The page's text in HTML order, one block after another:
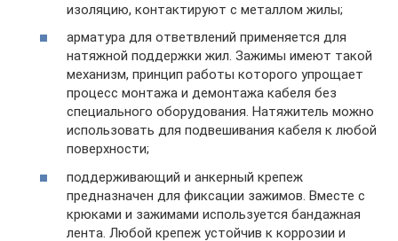
изоляцию, контактируют с металлом жилы;
арматура для ответвлений применяется для
натяжной поддержки жил. Зажимы имеют такой
механизм, принцип работы которого упрощает
процесс монтажа и демонтажа кабеля без
специального оборудования. Натяжитель можно
использовать для подвешивания кабеля к любой
поверхности;
поддерживающий и анкерный крепеж
предназначен для фиксации зажимов. Вместе с
крюками и зажимами используется бандажная
лента. Любой крепеж устойчив к коррозии и